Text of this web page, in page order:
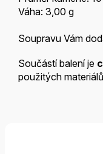
Váha: 3,00 g
Soupravu Vám
Součástí balení je
použitých